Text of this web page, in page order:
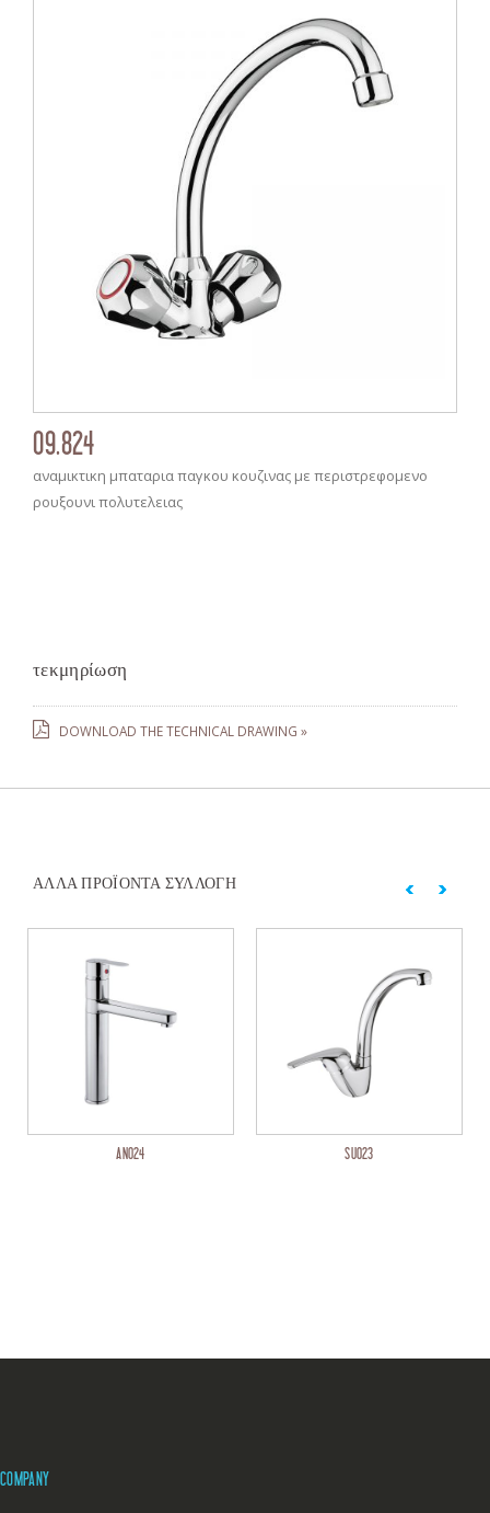
09.824
αναμικτικη μπαταρια παγκου κουζινας με περιστρεφομενο
ρουξουνι πολυτελειας
τεκμηρίωση
DOWNLOAD THE TECHNICAL DRAWING »
ΆΛΛΑ ΠΡΟΪΌΝΤΑ ΣΥΛΛΟΓΉ
AN024 SU023
COMPANY